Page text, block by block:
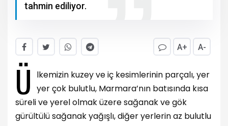
tahmin ediliyor.
A+ A-
Ü
lkemizin kuzey ve iç kesimlerinin parçalı, yer
yer çok bulutlu, Marmara’nın batısında kısa
süreli ve yerel olmak üzere sağanak ve gök
gürültülü sağanak yağışlı, diğer yerlerin az bulutlu